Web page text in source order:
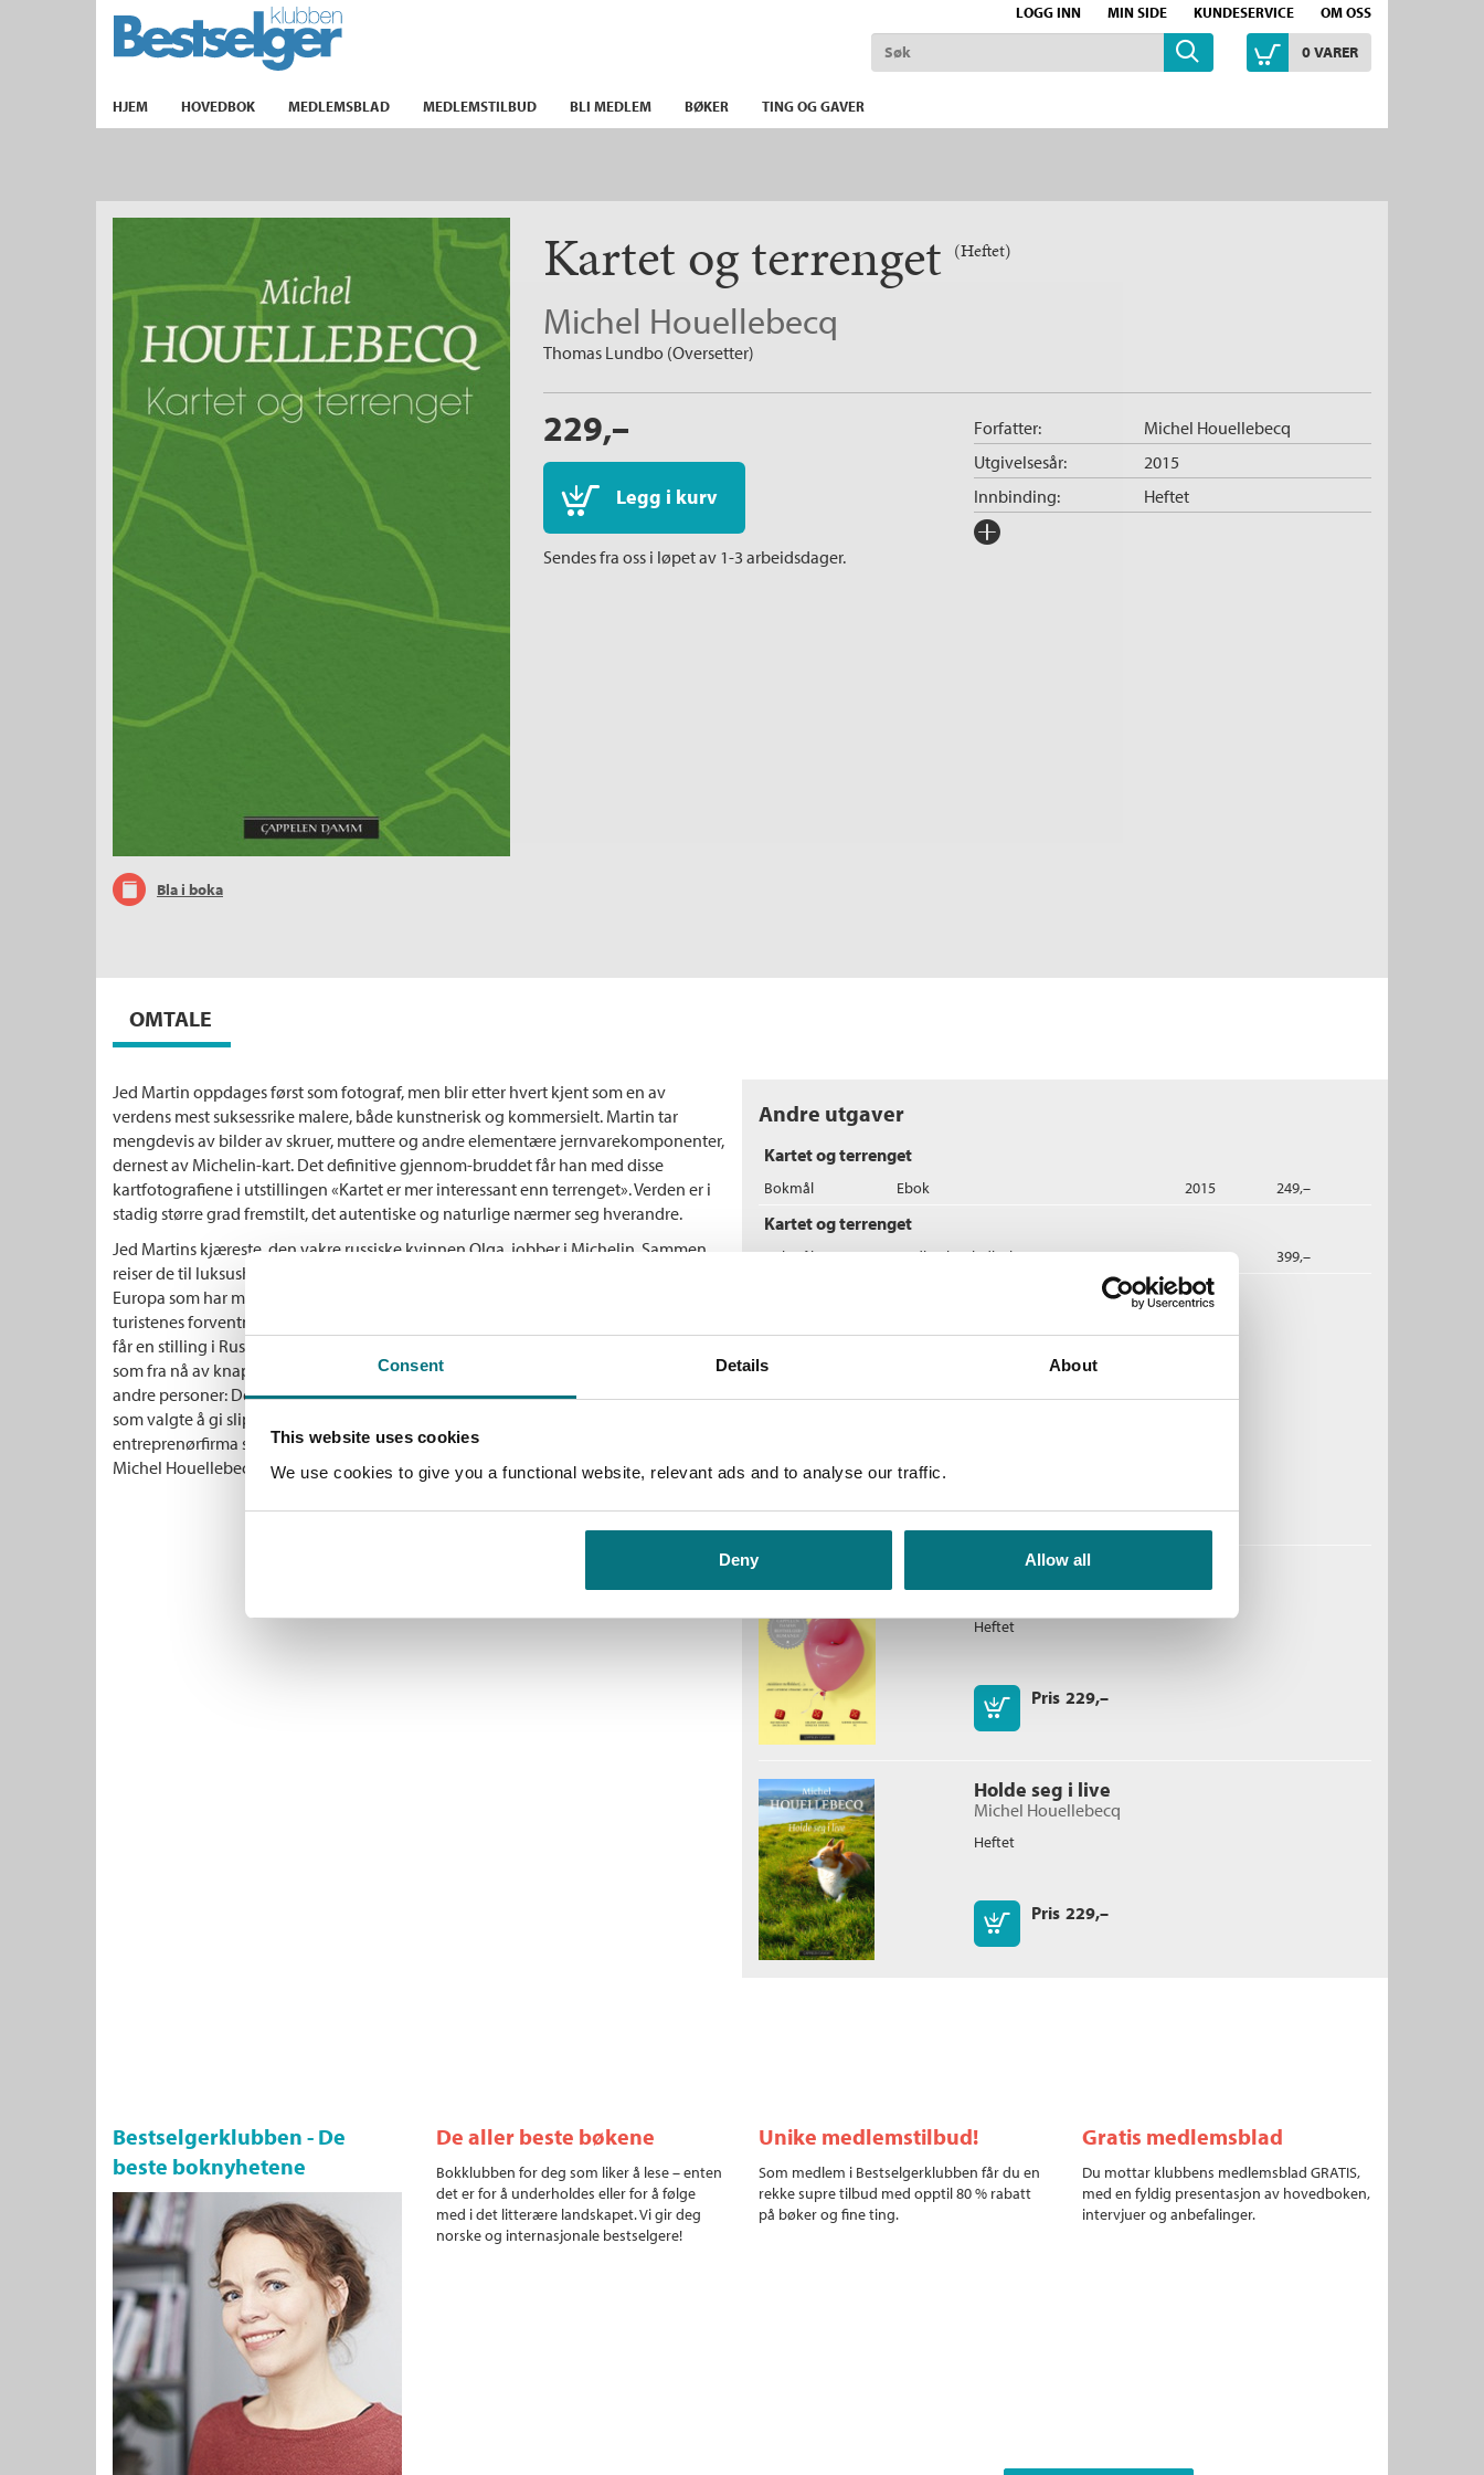
Consent Details About
This website uses cookies
We use cookies to give you a functional website, relevant ads and to analyse our traffic.
Deny Allow all
LOGG INN MIN SIDE KUNDESERVICE OM OSS
TIL FORSIDEN
0VARER
HJEM HOVEDBOK MEDLEMSBLAD MEDLEMSTILBUD BLI MEDLEM BØKER TING OG GAVER
Bla i boka
Kartet og terrenget (Heftet)
Michel Houellebecq
Thomas Lundbo (Oversetter)
229,–
Legg i kurv
Sendes fra oss i løpet av 1-3 arbeidsdager.
Forfatter: Michel Houellebecq
Innbinding: Heftet
Utgivelsesår: 2015
Forlag:
OMTALE
Jed Martin oppdages først som fotograf, men blir etter hvert kjent som en av
verdens mest suksessrike malere, både kunstnerisk og kommersielt. Martin tar
mengdevis av bilder av skruer, muttere og andre elementære jernvarekomponenter,
dernest av Michelin-kart. Det definitive gjennom-bruddet får han med disse
kartfotografiene i utstillingen «Kartet er mer interessant enn terrenget». Verden er i
stadig større grad fremstilt, det autentiske og naturlige nærmer seg hverandre.
Jed Martins kjæreste, den vakre russiske kvinnen Olga, jobber i Michelin. Sammen
reiser de til luksushoteller og slott på den franske landsbygda, typiske steder for et
Europa som har mistet sin betydning i produksjonen, men som tilfredsstiller
turistenes forventninger om en særegen kulturell og historisk egenart. Etter at Olga
får en stilling i Russland, forsvinner hun mer eller mindre ut av livet til Jed Martin,
som fra nå av knapt forholder seg til andre mennesker enn sin gallerist Franz, og to
andre personer: Den ene er den aldrende og etter hvert døende faren, en arkitekt
som valgte å gi slipp på sine utopiske ideer og i stedet ble leder av et
entreprenørfirma spesialisert på leilighetskomplekser på badesteder. Den andre er
Michel Houellebecq.
Andre utgaver
Kartet og terrenget
Bokmål Ebok 2015 249,–
Kartet og terrenget
Bokmål Nedlastbar lydbok 2019 399,–
Flere bøker av Michel Houellebecq:
Intervensjoner
Michel Houellebecq
Serotonin
Michel Houellebecq
Heftet
Pris 229,–
Kjøp
Holde seg i live
Michel Houellebecq
Heftet
Pris 229,–
Kjøp
Bestselgerklubben - De
beste boknyhetene
De aller beste bøkene
Bokklubben for deg som liker å lese – enten
det er for å underholdes eller for å følge
med i det litterære landskapet. Vi gir deg
norske og internasjonale bestselgere!
Unike medlemstilbud!
Som medlem i Bestselgerklubben får du en
rekke supre tilbud med opptil 80 % rabatt
på bøker og fine ting.
Gratis medlemsblad
Du mottar klubbens medlemsblad GRATIS,
med en fyldig presentasjon av hovedboken,
intervjuer og anbefalinger.